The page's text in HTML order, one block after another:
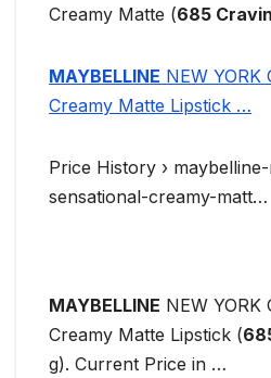
Creamy Matte (685
MAYBELLINE NEW
Creamy Matte Lipstick …
Price History ›
sensational-creamy-matt…
MAYBELLINE NEW
Creamy Matte Lipstick (
g). Current Price in …